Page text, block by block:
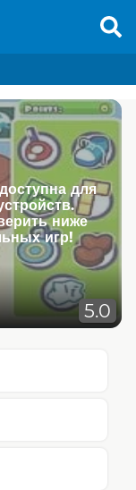
для
ниже
игр!
5.0